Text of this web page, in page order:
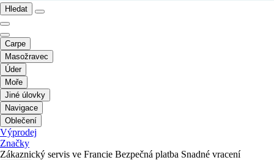
Hledat
Carpe
Masožravec
Úder
Moře
Jiné úlovky
Navigace
Oblečení
Výprodej
Značky
Zákaznický servis ve Francie Bezpečná platba Snadné vracení